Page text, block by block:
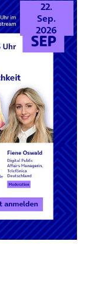
22.
Sep.
2026